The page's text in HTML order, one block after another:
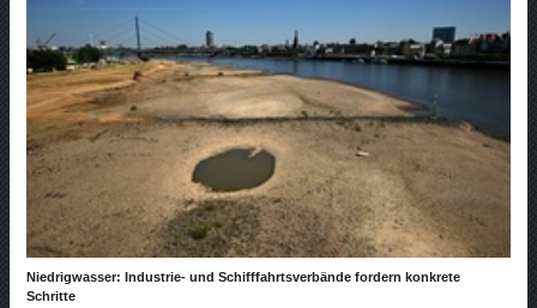
Niedrigwasser: Industrie- und Schifffahrtsverbände fordern konkrete
Schritte